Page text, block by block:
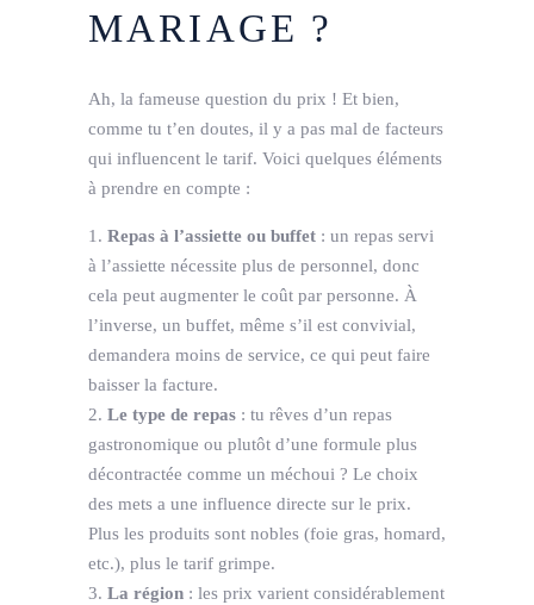
MARIAGE ?
Ah, la fameuse question du prix ! Et bien,
comme tu t’en doutes, il y a pas mal de facteurs
qui influencent le tarif. Voici quelques éléments
à prendre en compte :
Repas à l’assiette ou buffet : un repas servi
à l’assiette nécessite plus de personnel, donc
cela peut augmenter le coût par personne. À
l’inverse, un buffet, même s’il est convivial,
demandera moins de service, ce qui peut faire
baisser la facture.
Le type de repas : tu rêves d’un repas
gastronomique ou plutôt d’une formule plus
décontractée comme un méchoui ? Le choix
des mets a une influence directe sur le prix.
Plus les produits sont nobles (foie gras, homard,
etc.), plus le tarif grimpe.
La région : les prix varient considérablement